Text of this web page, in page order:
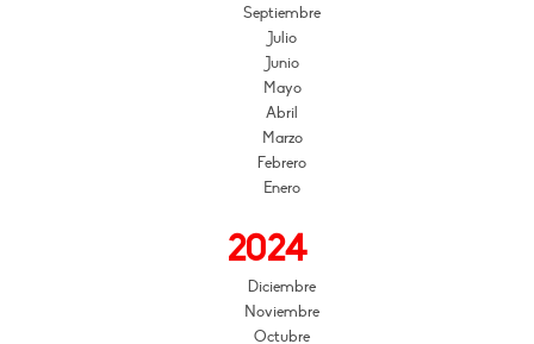
Septiembre
Julio
Junio
Mayo
Abril
Marzo
Febrero
Enero
2024
Diciembre
Noviembre
Octubre